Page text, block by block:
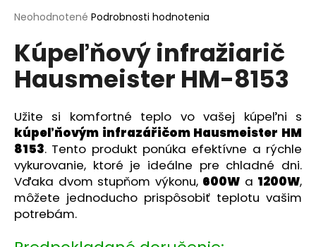
Priemerné
produktu
je
0,0
hviezdičiek.
Neohodnotené Podrobnosti hodnotenia
Kúpeľňový infražiarič
Hausmeister HM-8153
Užite si komfortné teplo vo vašej kúpeľni s
kúpeľňovým infrazářičom Hausmeister HM
8153. Tento produkt ponúka efektívne a rýchle
vykurovanie, ktoré je ideálne pre chladné dni.
Vďaka dvom stupňom výkonu, 600W a 1200W,
môžete jednoducho prispôsobiť teplotu vašim
potrebám.
á
s
ť
?
HĽADAŤ
O
d